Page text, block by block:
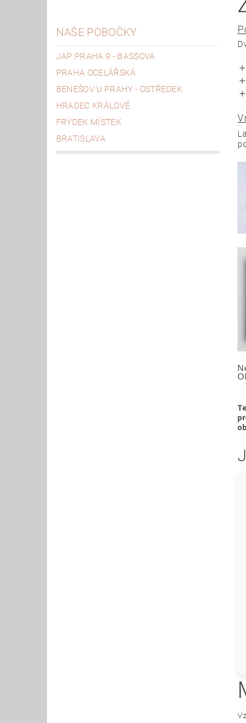
NAŠE POBOČKY
JAP PRAHA 9 - BASSOVA
PRAHA OCELÁŘSKÁ
BENEŠOV U PRAHY - OSTŘEDEK
HRADEC KRÁLOVÉ
FRÝDEK MÍSTEK
BRATISLAVA